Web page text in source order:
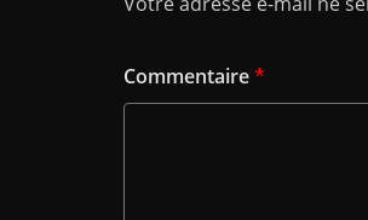
Commentaire*